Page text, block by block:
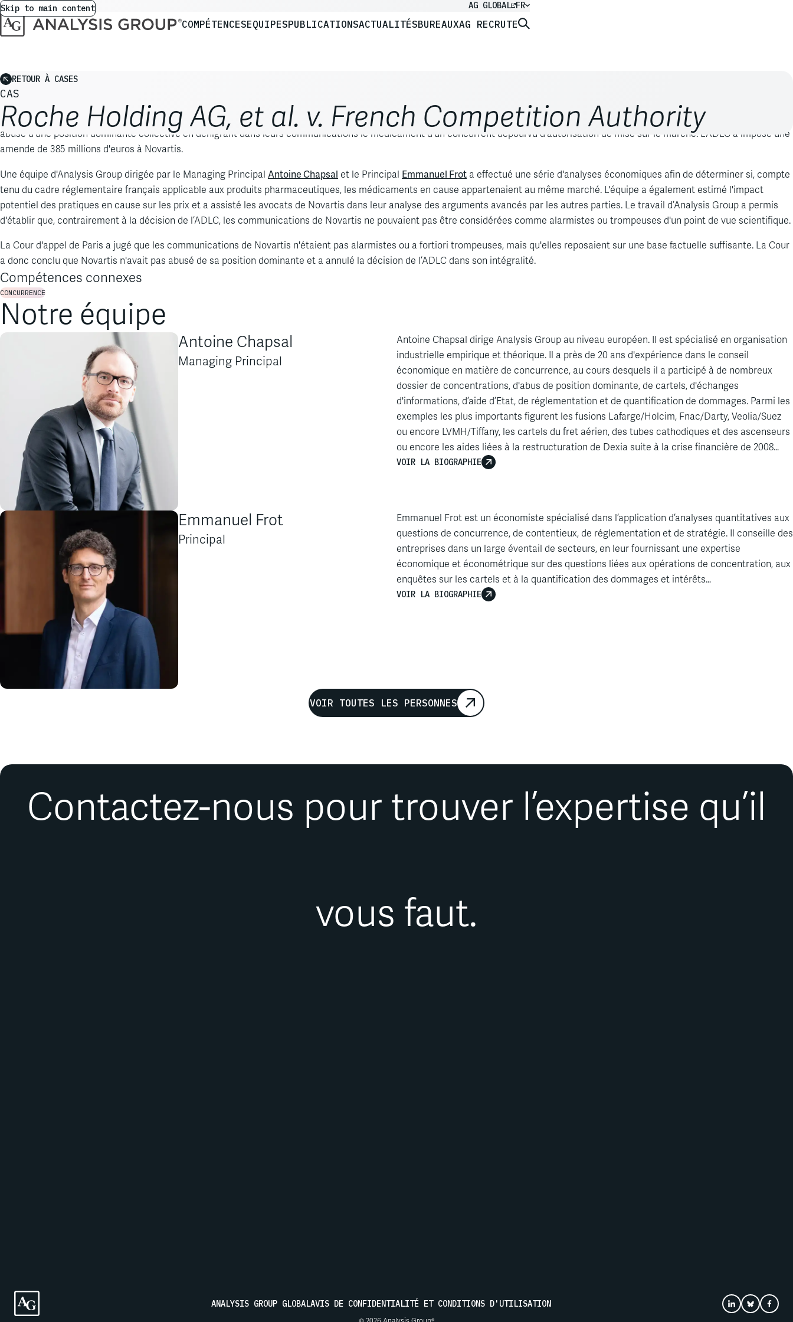
Skip to main content AG GLOBAL FR
COMPÉTENCESEQUIPESPUBLICATIONSACTUALITÉSBUREAUXAG RECRUTE
RETOUR À CASES
CAS
Roche Holding AG, et al. v. French Competition Authority
Analysis Group a accompagné Novartis et ses avocats dans leur appel de la décision de l'Autorité de la concurrence (ADLC) constatant que Genentech, Roche et Novartis avaient
abusé d'une position dominante collective en dénigrant dans leurs communications le médicament d'un concurrent dépourvu d'autorisation de mise sur le marché. L’ADLC a imposé une
amende de 385 millions d'euros à Novartis.
Une équipe d'Analysis Group dirigée par le Managing Principal Antoine Chapsal et le Principal Emmanuel Frot a effectué une série d'analyses économiques afin de déterminer si, compte
tenu du cadre réglementaire français applicable aux produits pharmaceutiques, les médicaments en cause appartenaient au même marché. L'équipe a également estimé l'impact
potentiel des pratiques en cause sur les prix et a assisté les avocats de Novartis dans leur analyse des arguments avancés par les autres parties. Le travail d’Analysis Group a permis
d'établir que, contrairement à la décision de l’ADLC, les communications de Novartis ne pouvaient pas être considérées comme alarmistes ou trompeuses d'un point de vue scientifique.
La Cour d'appel de Paris a jugé que les communications de Novartis n'étaient pas alarmistes ou a fortiori trompeuses, mais qu'elles reposaient sur une base factuelle suffisante. La Cour
a donc conclu que Novartis n'avait pas abusé de sa position dominante et a annulé la décision de l’ADLC dans son intégralité.
Compétences connexes
CONCURRENCE
Notre équipe
Antoine Chapsal
Managing Principal
Antoine Chapsal dirige Analysis Group au niveau européen. Il est spécialisé en organisation
industrielle empirique et théorique. Il a près de 20 ans d'expérience dans le conseil
économique en matière de concurrence, au cours desquels il a participé à de nombreux
dossier de concentrations, d'abus de position dominante, de cartels, d'échanges
d'informations, d’aide d’Etat, de réglementation et de quantification de dommages. Parmi les
exemples les plus importants figurent les fusions Lafarge/Holcim, Fnac/Darty, Veolia/Suez
ou encore LVMH/Tiffany, les cartels du fret aérien, des tubes cathodiques et des ascenseurs
ou encore les aides liées à la restructuration de Dexia suite à la crise financière de 2008…
VOIR LA BIOGRAPHIE
Emmanuel Frot
Principal
Emmanuel Frot est un économiste spécialisé dans l’application d’analyses quantitatives aux
questions de concurrence, de contentieux, de réglementation et de stratégie. Il conseille des
entreprises dans un large éventail de secteurs, en leur fournissant une expertise
économique et économétrique sur des questions liées aux opérations de concentration, aux
enquêtes sur les cartels et à la quantification des dommages et intérêts…
VOIR LA BIOGRAPHIE
VOIR TOUTES LES PERSONNES
Contactez-nous pour trouver l’expertise qu’il
vous faut.
ANALYSIS GROUP GLOBALAVIS DE CONFIDENTIALITÉ ET CONDITIONS D'UTILISATION